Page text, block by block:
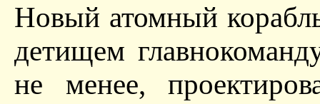
Новый атомный
детищем
не менее,